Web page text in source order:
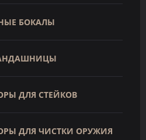
БОКАЛЫ
ДЛЯ СТЕЙКОВ
ДЛЯ ЧИСТКИ ОРУЖИЯ